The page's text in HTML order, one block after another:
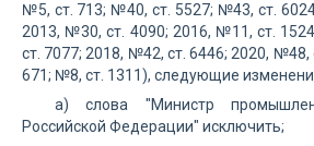
№5, ст. 713; №40, ст. 5527; №43, ст.
2013, №30, ст. 4090; 2016, №11, ст.
ст. 7077; 2018, №42, ст. 6446; 2020, №48,
671; №8, ст. 1311), следующие
а) слова "Министр
Российской Федерации" исключить;